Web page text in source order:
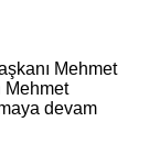
Mehmet
Mehmet
devam